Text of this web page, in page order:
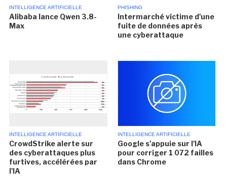
INTELLIGENCE ARTIFICIELLE
Alibaba lance Qwen 3.8-
Max
PHISHING
Intermarché victime d'une
fuite de données après
une cyberattaque
INTELLIGENCE ARTIFICIELLE
CrowdStrike alerte sur
des cyberattaques plus
furtives, accélérées par
l'IA
INTELLIGENCE ARTIFICIELLE
Google s'appuie sur l'IA
pour corriger 1 072 failles
dans Chrome